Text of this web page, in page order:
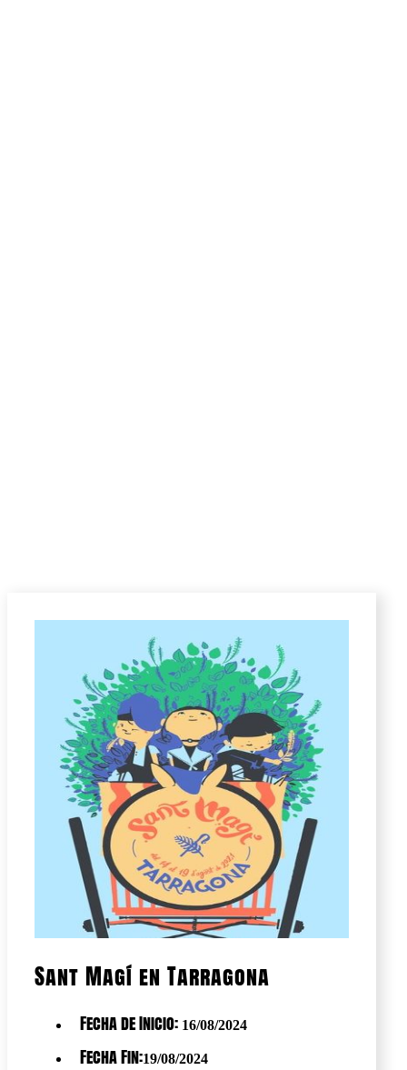
Sant Magí en Tarragona
Fecha de Inicio: 16/08/2024
Fecha Fin:19/08/2024